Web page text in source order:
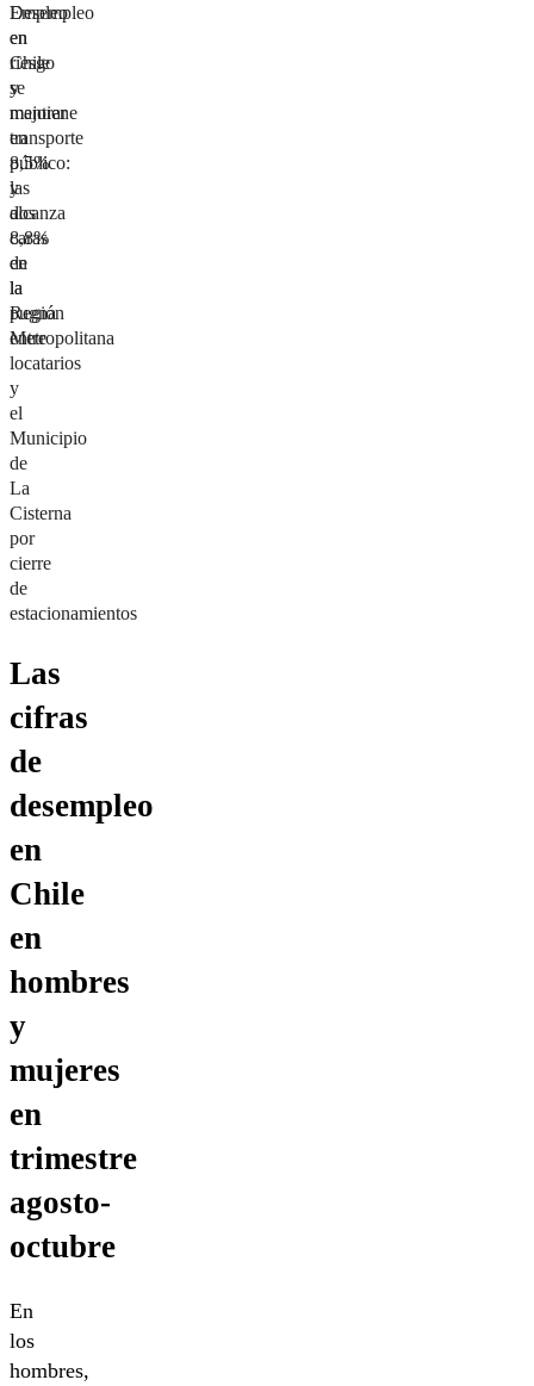
Empleo
en
riesgo
y
mejorar
transporte
público:
las
dos
caras
de
la
pugna
entre
locatarios
y
el
Municipio
de
La
Cisterna
por
cierre
de
estacionamientos
Desempleo
en
Chile
se
mantiene
en
8,5%
y
alcanza
8,8%
en
la
Región
Metropolitana
Las
cifras
de
desempleo
en
Chile
en
hombres
y
mujeres
en
trimestre
agosto-
octubre
En
los
hombres,